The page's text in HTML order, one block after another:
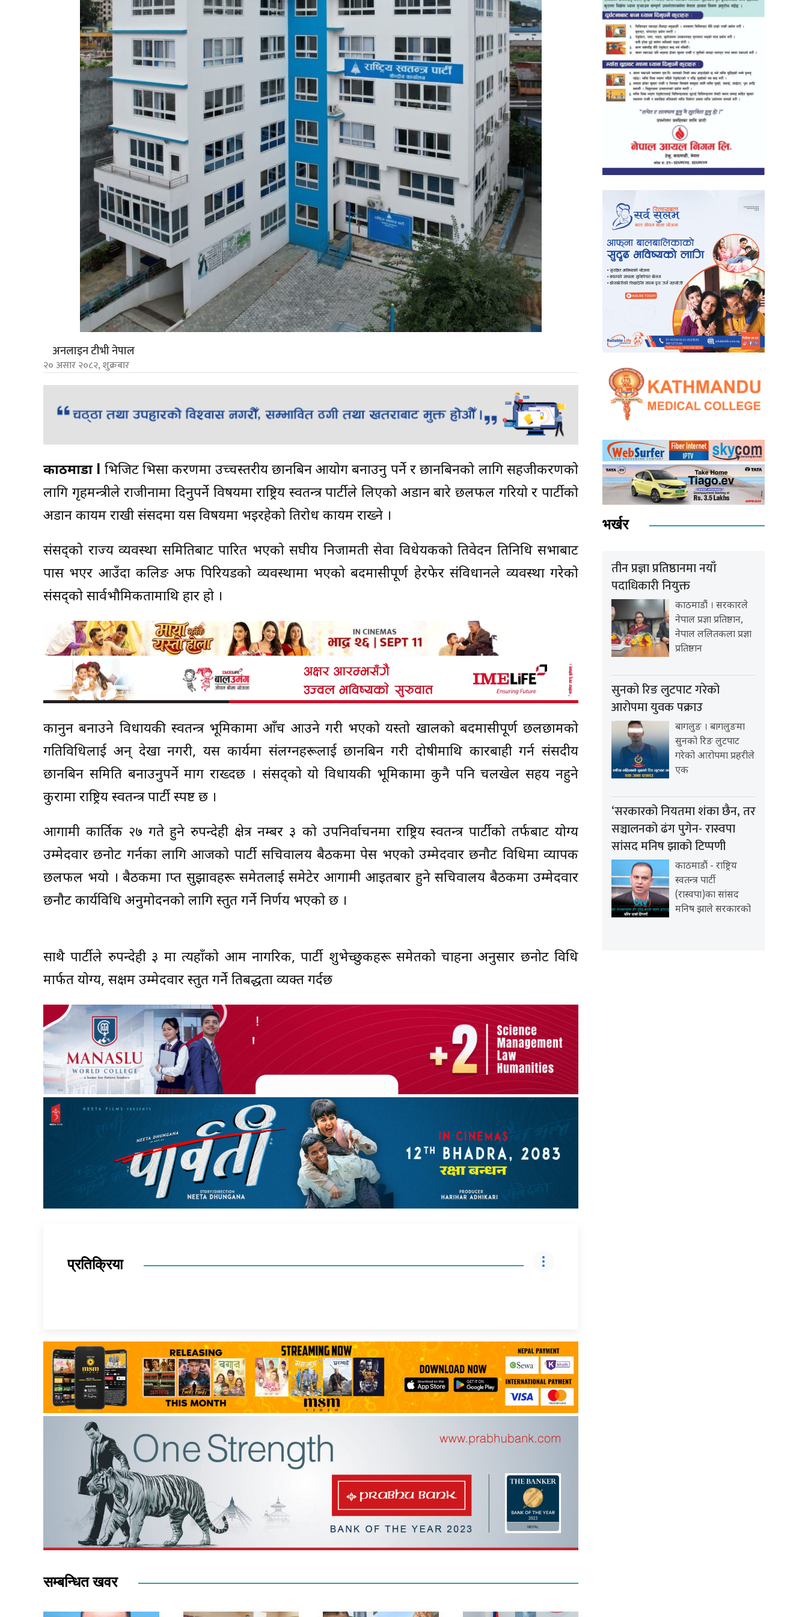
अनलाइन टीभी नेपाल
२० असार २०८२, शुक्रबार
काठमाडौं l भिजिट भिसा प्रकरणमा उच्चस्तरीय छानबिन आयोग बनाउनु पर्ने र छानबिनको लागि सहजीकरणको
लागि गृहमन्त्रीले राजीनामा दिनुपर्ने विषयमा राष्ट्रिय स्वतन्त्र पार्टीले लिएको अडान बारे छलफल गरियो र पार्टीको
अडान कायम राखी संसदमा यस विषयमा भइरहेको प्रतिरोध कायम राख्ने ।
संसद्को राज्य व्यवस्था समितिबाट पारित भएको सघीय निजामती सेवा विधेयकको प्रतिवेदन प्रतिनिधि सभाबाट
पास भएर आउँदा कलिङ अफ पिरियडको व्यवस्थामा भएको बदमासीपूर्ण हेरफेर संविधानले व्यवस्था गरेको
संसद्को सार्वभौमिकतामाथि प्रहार हो ।
कानुन बनाउने विधायकी स्वतन्त्र भूमिकामा आँच आउने गरी भएको यस्तो खालको बदमासीपूर्ण छलछामको
गतिविधिलाई अन् देखा नगरी, यस कार्यमा संलग्नहरूलाई छानबिन गरी दोषीमाथि कारबाही गर्न संसदीय
छानबिन समिति बनाउनुपर्ने माग राख्दछ । संसद्को यो विधायकी भूमिकामा कुनै पनि चलखेल सहय नहुने
कुरामा राष्ट्रिय स्वतन्त्र पार्टी स्पष्ट छ ।
आगामी कार्तिक २७ गते हुने रुपन्देही क्षेत्र नम्बर ३ को उपनिर्वाचनमा राष्ट्रिय स्वतन्त्र पार्टीको तर्फबाट योग्य
उम्मेदवार छनोट गर्नका लागि आजको पार्टी सचिवालय बैठकमा पेस भएको उम्मेदवार छनौट विधिमा व्यापक
छलफल भयो । बैठकमा प्राप्त सुझावहरू समेतलाई समेटेर आगामी आइतबार हुने सचिवालय बैठकमा उम्मेदवार
छनौट कार्यविधि अनुमोदनको लागि प्रस्तुत गर्ने निर्णय भएको छ ।
साथै पार्टीले रुपन्देही ३ मा त्यहाँको आम नागरिक, पार्टी शुभेच्छुकहरू समेतको चाहना अनुसार छनोट विधि
मार्फत योग्य, सक्षम उम्मेदवार प्रस्तुत गर्ने प्रतिबद्धता व्यक्त गर्दछ
प्रतिक्रिया
सम्बन्धित खवर
भर्खर
तीन प्रज्ञा प्रतिष्ठानमा नयाँ
पदाधिकारी नियुक्त
काठमाडौं । सरकारले
नेपाल प्रज्ञा प्रतिष्ठान,
नेपाल ललितकला प्रज्ञा
प्रतिष्ठान
सुनको रिङ लुटपाट गरेको
आरोपमा युवक पक्राउ
बागलुङ । बागलुङमा
सुनको रिङ लुटपाट
गरेको आरोपमा प्रहरीले
एक
‘सरकारको नियतमा शंका छैन, तर
सञ्चालनको ढंग पुगेन- रास्वपा
सांसद मनिष झाको टिप्पणी
काठमाडौं - राष्ट्रिय
स्वतन्त्र पार्टी
(रास्वपा)का सांसद
मनिष झाले सरकारको